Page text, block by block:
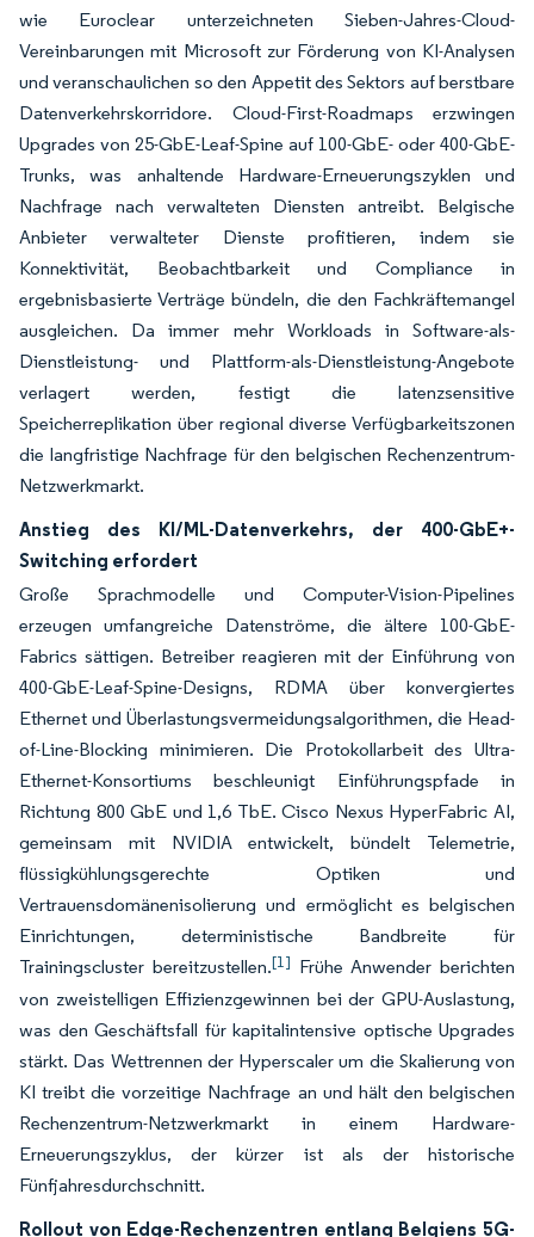
wie Euroclear unterzeichneten Sieben-Jahres-Cloud-
Vereinbarungen mit Microsoft zur Förderung von KI-Analysen
und veranschaulichen so den Appetit des Sektors auf berstbare
Datenverkehrskorridore. Cloud-First-Roadmaps erzwingen
Upgrades von 25-GbE-Leaf-Spine auf 100-GbE- oder 400-GbE-
Trunks, was anhaltende Hardware-Erneuerungszyklen und
Nachfrage nach verwalteten Diensten antreibt. Belgische
Anbieter verwalteter Dienste profitieren, indem sie
Konnektivität, Beobachtbarkeit und Compliance in
ergebnisbasierte Verträge bündeln, die den Fachkräftemangel
ausgleichen. Da immer mehr Workloads in Software-als-
Dienstleistung- und Plattform-als-Dienstleistung-Angebote
verlagert werden, festigt die latenzsensitive
Speicherreplikation über regional diverse Verfügbarkeitszonen
die langfristige Nachfrage für den belgischen Rechenzentrum-
Netzwerkmarkt.
Anstieg des KI/ML-Datenverkehrs, der 400-GbE+-
Switching erfordert
Große Sprachmodelle und Computer-Vision-Pipelines
erzeugen umfangreiche Datenströme, die ältere 100-GbE-
Fabrics sättigen. Betreiber reagieren mit der Einführung von
400-GbE-Leaf-Spine-Designs, RDMA über konvergiertes
Ethernet und Überlastungsvermeidungsalgorithmen, die Head-
of-Line-Blocking minimieren. Die Protokollarbeit des Ultra-
Ethernet-Konsortiums beschleunigt Einführungspfade in
Richtung 800 GbE und 1,6 TbE. Cisco Nexus HyperFabric AI,
gemeinsam mit NVIDIA entwickelt, bündelt Telemetrie,
flüssigkühlungsgerechte Optiken und
Vertrauensdomänenisolierung und ermöglicht es belgischen
Einrichtungen, deterministische Bandbreite für
Trainingscluster bereitzustellen.[1] Frühe Anwender berichten
von zweistelligen Effizienzgewinnen bei der GPU-Auslastung,
was den Geschäftsfall für kapitalintensive optische Upgrades
stärkt. Das Wettrennen der Hyperscaler um die Skalierung von
KI treibt die vorzeitige Nachfrage an und hält den belgischen
Rechenzentrum-Netzwerkmarkt in einem Hardware-
Erneuerungszyklus, der kürzer ist als der historische
Fünfjahresdurchschnitt.
Rollout von Edge-Rechenzentren entlang Belgiens 5G-